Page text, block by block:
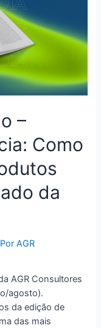
–
Como
da
AGR
AGR Consultores
agosto).
da edição de
das mais